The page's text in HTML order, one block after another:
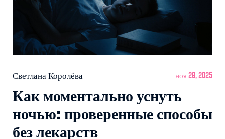
Светлана Королёва ноя 28, 2025
Как моментально уснуть
ночью: проверенные способы
без лекарств